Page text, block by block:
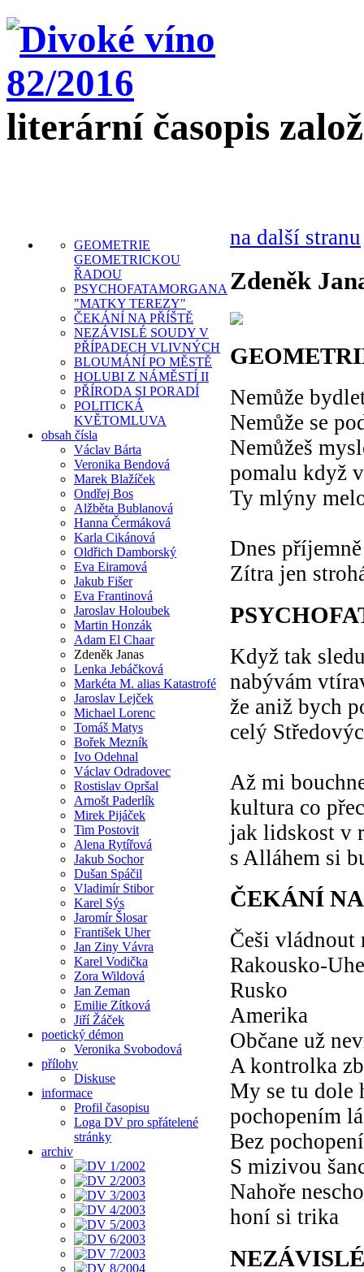
literární časopis
GEOMETRIE
GEOMETRICKOU
ŘADOU
PSYCHOFATAMORGANA
"MATKY TEREZY"
ČEKÁNÍ NA PŘÍŠTĚ
NEZÁVISLÉ SOUDY V
PŘÍPADECH VLIVNÝCH
BLOUMÁNÍ PO MĚSTĚ
HOLUBI Z NÁMĚSTÍ II
PŘÍRODA SI PORADÍ
POLITICKÁ
KVĚTOMLUVA
obsah čísla
Václav Bárta
Veronika Bendová
Marek Blažíček
Ondřej Bos
Alžběta Bublanová
Hanna Čermáková
Karla Cikánová
Oldřich Damborský
Eva Eiramová
Jakub Fišer
Eva Frantinová
Jaroslav Holoubek
Martin Honzák
Adam El Chaar
Zdeněk Janas
Lenka Jebáčková
Markéta M. alias Katastrofé
Jaroslav Lejček
Michael Lorenc
Tomáš Matys
Bořek Mezník
Ivo Odehnal
Václav Odradovec
Rostislav Opršal
Arnošt Paderlík
Mirek Pijáček
Tim Postovit
Alena Rytířová
Jakub Sochor
Dušan Spáčil
Vladimír Stibor
Karel Sýs
Jaromír Šlosar
František Uher
Jan Ziny Vávra
Karel Vodička
Zora Wildová
Jan Zeman
Emilie Zítková
Jiří Žáček
poetický démon
Veronika Svobodová
přílohy
Diskuse
informace
Profil časopisu
Loga DV pro spřátelené
stránky
archiv
na další stranu
Zdeněk
Nemůže
Nemůže se
Nemůžeš
pomalu když
Ty mlýny
Dnes
Zítra jen
Když tak
nabývám
že aniž bych
celý
Až mi
kultura co
jak lidskost v
s Alláhem si
ČEKÁNÍ
Češi vládnout
Rakousko-
Rusko
Amerika
Občane už
A kontrolka
My se tu dole
pochopením
Bez
S mizivou
Nahoře
honí si trika